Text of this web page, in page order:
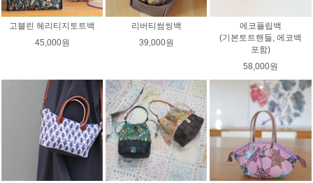
고블린 헤리티지토트백
45,000원
리버티썸씽백
39,000원
에코플립백
(기본토트핸들, 에코백
포함)
58,000원